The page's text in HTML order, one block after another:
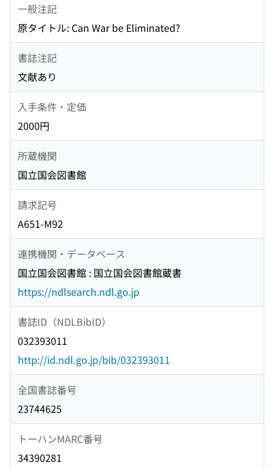
一般注記
原タイトル: Can War be Eliminated?
書誌注記
文献あり
入手条件・定価
2000円
所蔵機関
国立国会図書館
請求記号
A651-M92
連携機関・データベース
国立国会図書館 : 国立国会図書館蔵書
https://ndlsearch.ndl.go.jp
書誌ID（NDLBibID）
032393011
http://id.ndl.go.jp/bib/032393011
全国書誌番号
23744625
トーハンMARC番号
34390281